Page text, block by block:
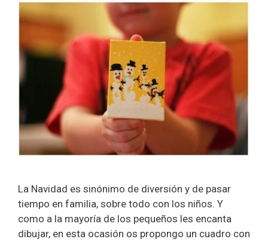
La Navidad es sinónimo de diversión y de pasar
tiempo en familia, sobre todo con los niños. Y
como a la mayoría de los pequeños les encanta
dibujar, en esta ocasión os propongo un cuadro con